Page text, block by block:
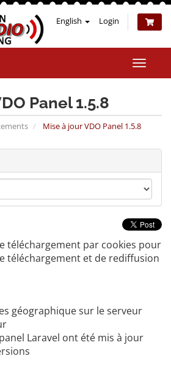
English Login
Toggle
Panel 1.5.8
Mise à jour VDO Panel 1.5.8
téléchargement par cookies pour
téléchargement et de rediffusion
géographique sur le serveur
Laravel ont été mis à jour